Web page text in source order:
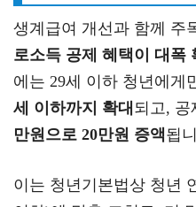
생계급여 개선과 함께 주
로소득 공제 혜택이 대폭
에는 29세 이하 청년에게
세 이하까지 확대 되고, 공
만원으로 20만원 증액됩
이는 청년기본법상 청년